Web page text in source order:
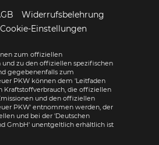
Widerrufsbelehrung
Cookie-Einstellungen
zum offiziellen
und zu den offiziellen spezifischen
gegebenenfalls zum
PKW können dem 'Leitfaden
Kraftstoffverbrauch, die offiziellen
und den offiziellen
PKW' entnommen werden, der
und bei der 'Deutschen
GmbH' unentgeltlich erhältlich ist